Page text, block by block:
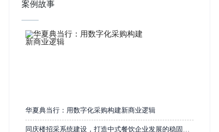
案例故事
华夏典当行：用数字化采购构建新商业逻辑
同庆楼招采系统建设，打造中式餐饮企业发展的稳固底